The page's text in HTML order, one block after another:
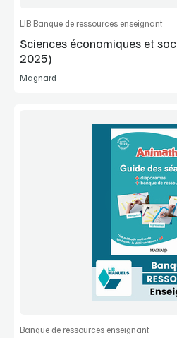
LIB Banque de ressources enseignant
Sciences économiques et
2025)
Magnard
Voir la
Extrait
Banque de ressources enseignant